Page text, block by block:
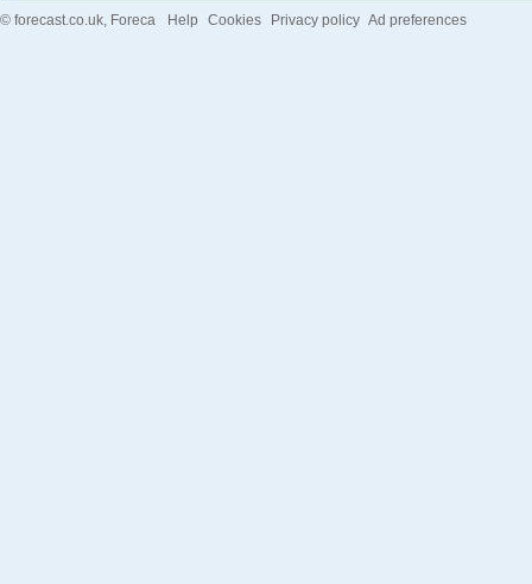
© forecast.co.uk , Foreca Help Cookies Privacy policy Ad preferences